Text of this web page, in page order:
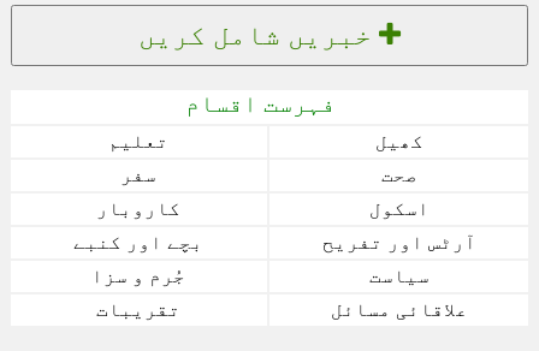
خبریں شامل کریں
فہرست اقسام
کھیل
تعلیم
صحت
سفر
اسکول
کاروبار
آرٹس اور تفریح
بچے اور کنبے
سیاست
جُرم و سزا
علاقائی مسائل
تقریبات